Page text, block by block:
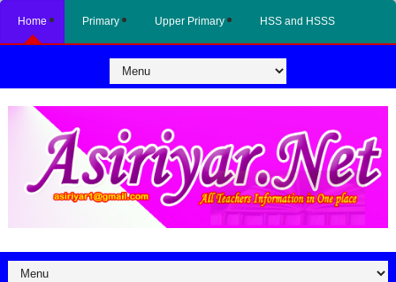
Home Primary Upper Primary HSS and HSSS